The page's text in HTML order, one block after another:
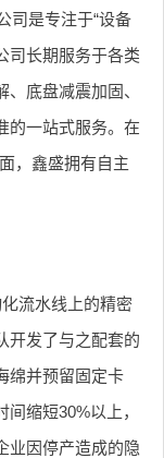
司是专注于“设备
司长期服务于各类
底盘减震加固、
的一站式服务。在
，鑫盛拥有自主
流水线上的精密
开发了与之配套的
绵并预留固定卡
缩短30%以上，
业因停产造成的隐